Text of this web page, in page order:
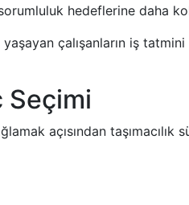
hedeflerine daha
çalışanların iş
Seçimi
açısından taşımacılık